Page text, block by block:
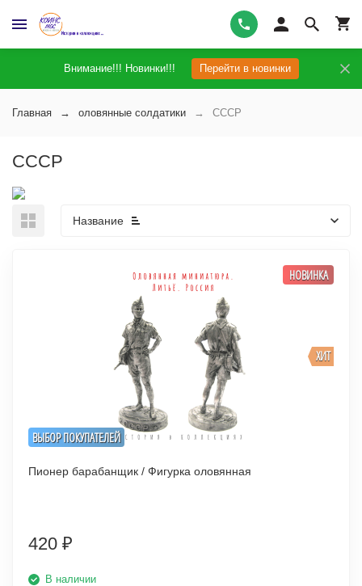
Внимание!!! Новинки!!! Перейти в новинки
Главная оловянные солдатики СССР
СССР
Название
ВЫБОР ПОКУПАТЕЛЕЙ
ХИТ
НОВИНКА
Пионер барабанщик / Фигурка оловянная
420 ₽
В наличии